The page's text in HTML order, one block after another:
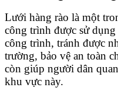
Lưới hàng rào là một
công trình được sử
công trình, tránh được
trường, bảo vệ an toàn
còn giúp người dân
khu vực này.